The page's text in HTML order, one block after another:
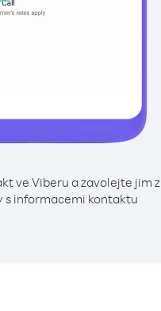
ve Viberu a zavolejte jim z
s informacemi kontaktu